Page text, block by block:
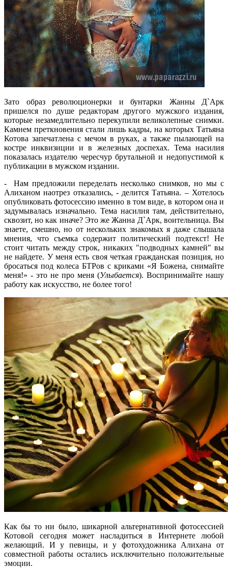
Зато образ революционерки и бунтарки Жанны Д`Арк
пришелся по душе редакторам другого мужского издания,
которые незамедлительно перекупили великолепные снимки.
Камнем преткновения стали лишь кадры, на которых Татьяна
Котова запечатлена с мечом в руках, а также пылающей на
костре инквизиции и в железных доспехах. Тема насилия
показалась издателю чересчур брутальной и недопустимой к
публикации в мужском издании.
- Нам предложили переделать несколько снимков, но мы с
Алиханом наотрез отказались, - делится Татьяна. – Хотелось
опубликовать фотосессию именно в том виде, в котором она и
задумывалась изначально. Тема насилия там, действительно,
сквозит, но как иначе? Это же Жанна Д`Арк, воительница. Вы
знаете, смешно, но от нескольких знакомых я даже слышала
мнения, что съемка содержит политический подтекст! Не
стоит читать между строк, никаких "подводных камней" вы
не найдете. У меня есть своя четкая гражданская позиция, но
бросаться под колеса БТРов с криками «Я Божена, снимайте
меня!» - это не про меня (Улыбается). Воспринимайте нашу
работу как искусство, не более того!
Как бы то ни было, шикарной альтернативной фотосессией
Котовой сегодня может насладиться в Интернете любой
желающий. И у певицы, и у фотохудожника Алихана от
совместной работы остались исключительно положительные
эмоции.